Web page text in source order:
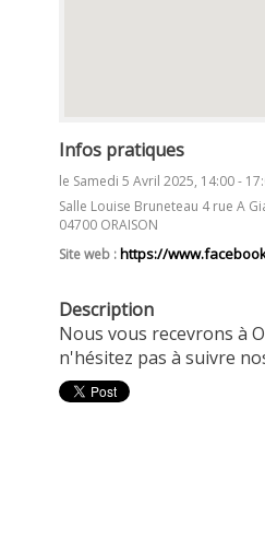
Infos pratiques
le Samedi 5 Avril 2025, 14:00 -
Salle Louise Bruneteau 4 rue A
04700 ORAISON
Site web :https://
Description
Nous vous recevrons à
n'hésitez pas à suivre